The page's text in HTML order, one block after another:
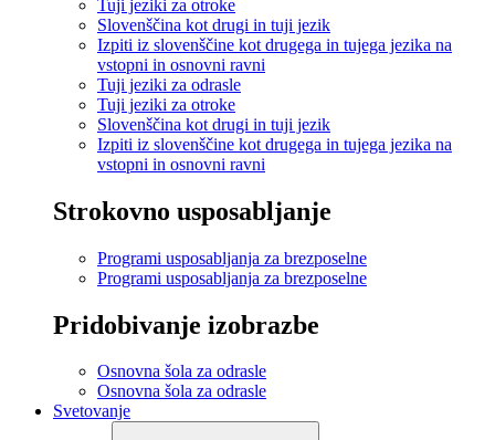
Tuji jeziki za otroke
Slovenščina kot drugi in tuji jezik
Izpiti iz slovenščine kot drugega in tujega jezika na
vstopni in osnovni ravni
Tuji jeziki za odrasle
Tuji jeziki za otroke
Slovenščina kot drugi in tuji jezik
Izpiti iz slovenščine kot drugega in tujega jezika na
vstopni in osnovni ravni
Strokovno usposabljanje
Programi usposabljanja za brezposelne
Programi usposabljanja za brezposelne
Pridobivanje izobrazbe
Osnovna šola za odrasle
Osnovna šola za odrasle
Svetovanje